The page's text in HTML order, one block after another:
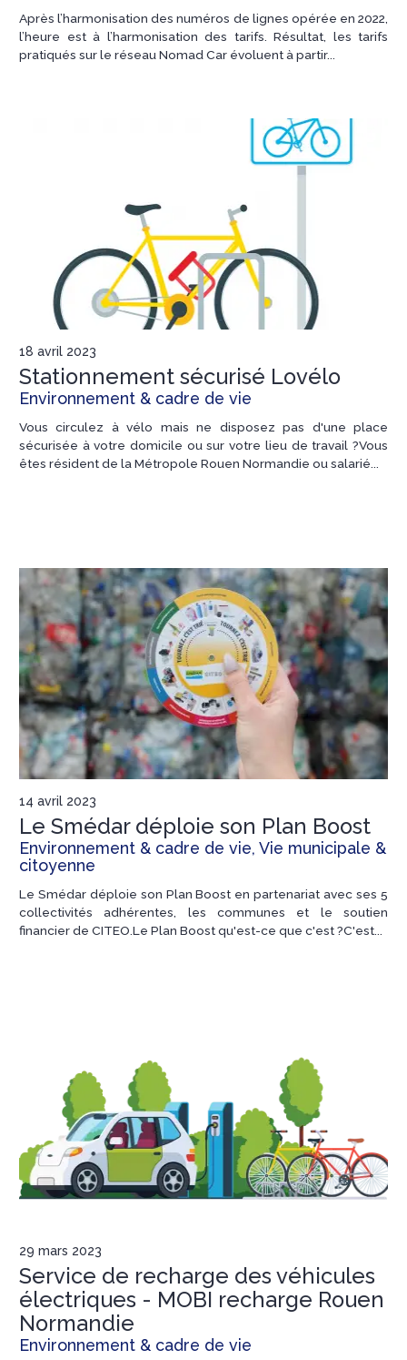
Après l’harmonisation des numéros de lignes opérée en 2022,
l’heure est à l’harmonisation des tarifs. Résultat, les tarifs
pratiqués sur le réseau Nomad Car évoluent à partir...
18 avril 2023
Stationnement sécurisé Lovélo
Environnement & cadre de vie
Vous circulez à vélo mais ne disposez pas d'une place
sécurisée à votre domicile ou sur votre lieu de travail ?Vous
êtes résident de la Métropole Rouen Normandie ou salarié...
14 avril 2023
Le Smédar déploie son Plan Boost
Environnement & cadre de vie, Vie municipale &
citoyenne
Le Smédar déploie son Plan Boost en partenariat avec ses 5
collectivités adhérentes, les communes et le soutien
financier de CITEO.Le Plan Boost qu'est-ce que c'est ?C'est...
29 mars 2023
Service de recharge des véhicules
électriques - MOBI recharge Rouen
Normandie
Environnement & cadre de vie